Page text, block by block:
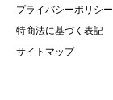
プライバシーポリシー
特商法に基づく表記
サイトマップ